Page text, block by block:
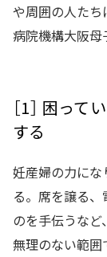
や周囲の人た
病院機構大阪母
［1］ 困っ
する
妊産婦の力に
る。席を譲る
のを手伝うなど
無理のない範